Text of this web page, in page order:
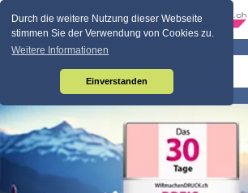
Durch die weitere Nutzung dieser Webseite
stimmen Sie der Verwendung von Cookies zu.
Weitere Informationen
Einverstanden